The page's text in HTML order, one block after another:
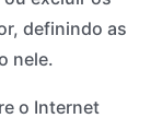
definindo as
nele.
o Internet